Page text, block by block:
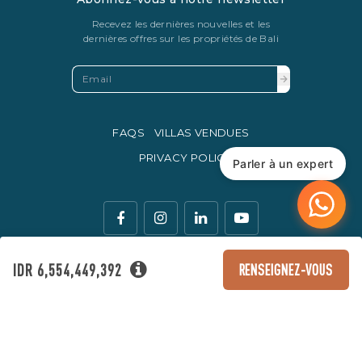
IDR 6,554,449,392 RENSEIGNEZ-VOUS
Recevez les dernières nouvelles et les
dernières offres sur les propriétés de Bali
FAQS
VILLAS VENDUES
PRIVACY POLICY
La monnaie légale d'échange en Indonésie est la roupie
Parler à un expert